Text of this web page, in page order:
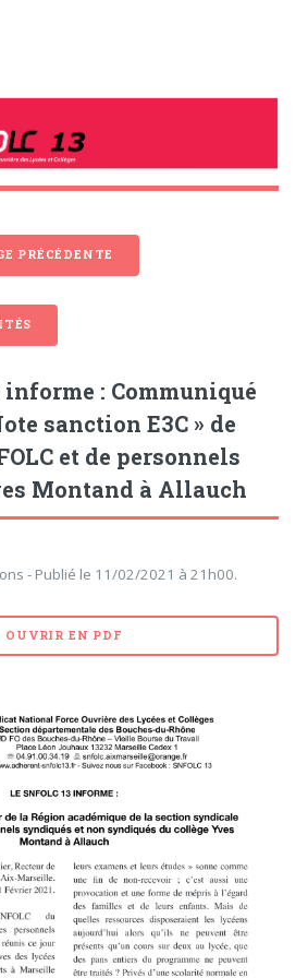
PRÉCÉDENTE
informe : Communiqué
sanction E3C » de
et de personnels
Montand à Allauch
- Publié le 11/02/2021 à 21h00.
OUVRIR EN PDF